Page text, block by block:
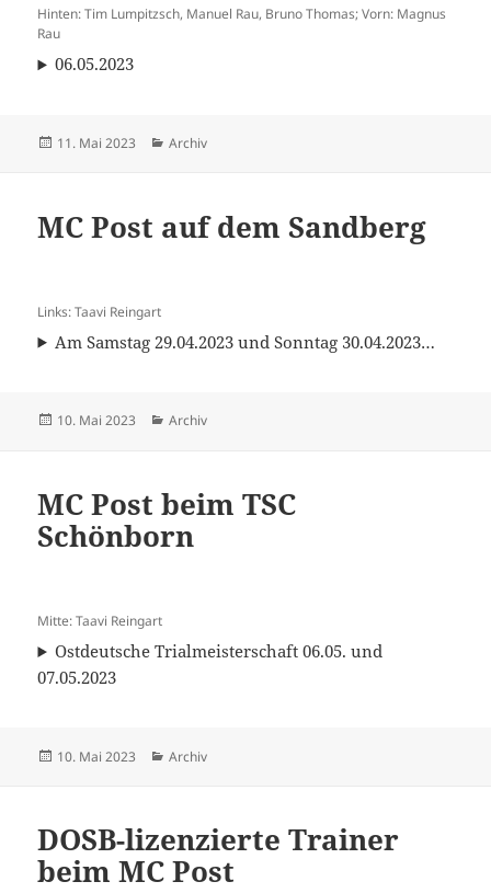
Hinten: Tim Lumpitzsch, Manuel Rau, Bruno Thomas; Vorn: Magnus
Rau
06.05.2023
Veröffentlicht
11. Mai 2023 Kategorien
Archiv
MC Post auf dem Sandberg
Links: Taavi Reingart
Am Samstag 29.04.2023 und Sonntag 30.04.2023…
Veröffentlicht
10. Mai 2023 Kategorien
Archiv
MC Post beim TSC
Schönborn
Mitte: Taavi Reingart
Ostdeutsche Trialmeisterschaft 06.05. und
07.05.2023
Veröffentlicht
10. Mai 2023 Kategorien
Archiv
DOSB-lizenzierte Trainer
beim MC Post